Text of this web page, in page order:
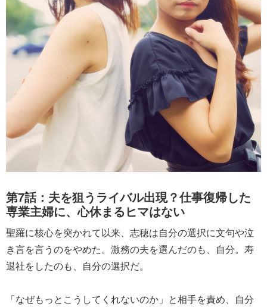
第7話：夫を狙うライバル出現？仕事復帰した
専業主婦に、心休まるヒマはない
聖羅に核心を突かれて以来、志穂は自分の選択に文句や泣
き言を言うのをやめた。激務の夫を選んだのも、自分。寿
退社をしたのも、自分の選択だ。
「なぜもっとこうしてくれないのか」と相手を責め、自分